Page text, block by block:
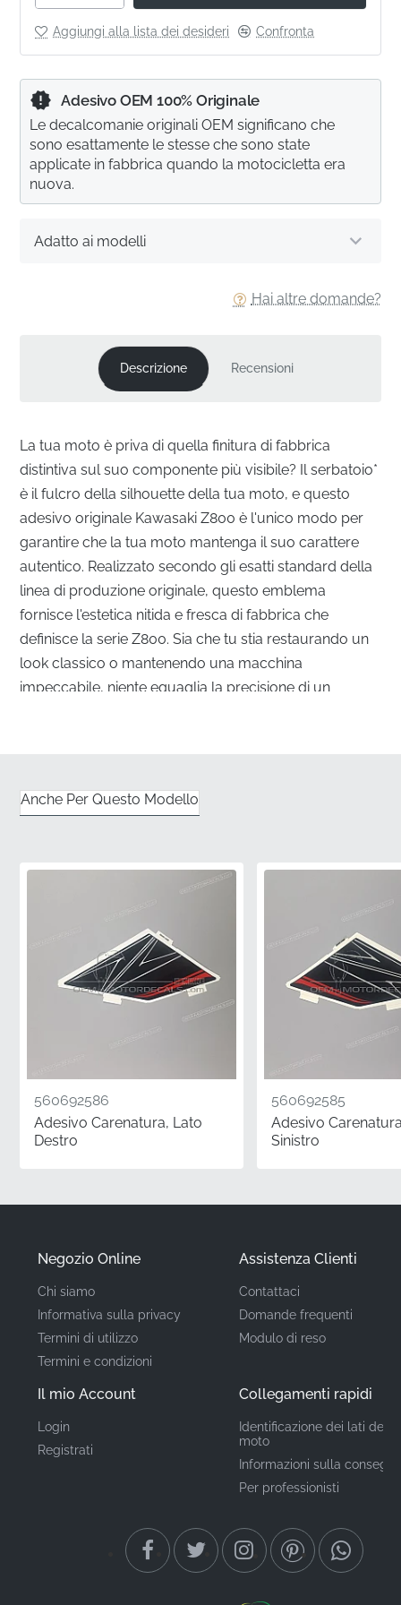
Aggiungi alla lista dei desideri Confronta
Hai altre domande?
Adatto ai modelli
Adesivo OEM 100% Originale
Le decalcomanie originali OEM significano che
sono esattamente le stesse che sono state
applicate in fabbrica quando la motocicletta era
nuova.
Descrizione Recensioni
La tua moto è priva di quella finitura di fabbrica
distintiva sul suo componente più visibile? Il serbatoio*
è il fulcro della silhouette della tua moto, e questo
adesivo originale Kawasaki Z800 è l'unico modo per
garantire che la tua moto mantenga il suo carattere
autentico. Realizzato secondo gli esatti standard della
linea di produzione originale, questo emblema
fornisce l'estetica nitida e fresca di fabbrica che
definisce la serie Z800. Sia che tu stia restaurando un
look classico o mantenendo una macchina
impeccabile, niente eguaglia la precisione di un
✅Materiale Resistente al Carburante:
vinile di alta qualità che rimane stabile anche se
assicurando che soddisfi i più alti standard di longevità
e prestazioni.
Controllo Qualità Rigoroso:Ogni emblema viene
garantire che la grafica sia nitida e il supporto adesivo
✅Geometria Sagomata:
Progettato specificamente
per seguire le complesse curve del serbatoio del
originale del produttore, garantendo una perfetta
Codice Articolo
(MPN)
560541123
Produttore Kawasaki
Posizione di
Serbatoio*
Adesivo in vinile
Anche Per Questo Modello
560692586
Adesivo Carenatura, Lato
Destro
560692585
Adesivo
Sinistro
Negozio Online
Chi siamo
Informativa sulla privacy
Termini di utilizzo
Termini e condizioni
Il mio Account
Login
Registrati
Assistenza Clienti
Contattaci
Domande frequenti
Modulo di reso
Collegamenti rapidi
Identificazione dei lati della
moto
Informazioni sulla
Per professionisti